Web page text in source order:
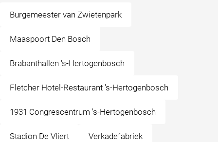
Burgemeester van Zwietenpark
Maaspoort Den Bosch
Brabanthallen 's-Hertogenbosch
Fletcher Hotel-Restaurant 's-Hertogenbosch
1931 Congrescentrum 's-Hertogenbosch
Stadion De Vliert Verkadefabriek